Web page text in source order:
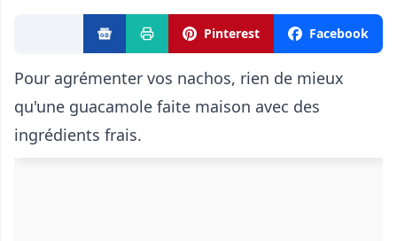
Pinterest Facebook
Pour agrémenter vos nachos, rien de mieux
qu'une guacamole faite maison avec des
ingrédients frais.